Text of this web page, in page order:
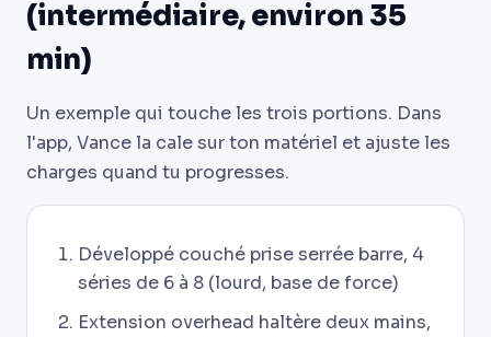
(intermédiaire, environ 35
min)
Un exemple qui touche les trois portions. Dans
l'app, Vance la cale sur ton matériel et ajuste les
charges quand tu progresses.
Développé couché prise serrée barre, 4
séries de 6 à 8 (lourd, base de force)
Extension overhead haltère deux mains,